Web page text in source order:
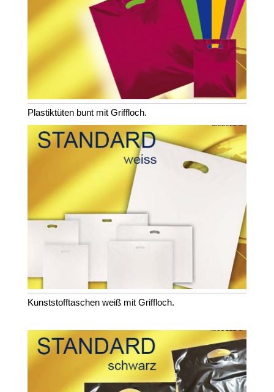
Plastiktüten bunt mit Griffloch.
Kunststofftaschen weiß mit Griffloch.